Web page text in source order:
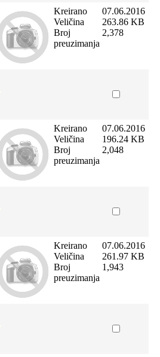
Kreirano
Veličina
Broj
preuzimanja
07.06.2016
263.86 KB
2,378
Kreirano
Veličina
Broj
preuzimanja
07.06.2016
196.24 KB
2,048
Kreirano
Veličina
Broj
preuzimanja
07.06.2016
261.97 KB
1,943